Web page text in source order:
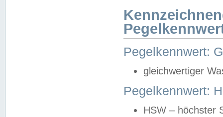
Pegelkennwert:
gleichwertiger
Pegelkennwert:
HSW – höchster